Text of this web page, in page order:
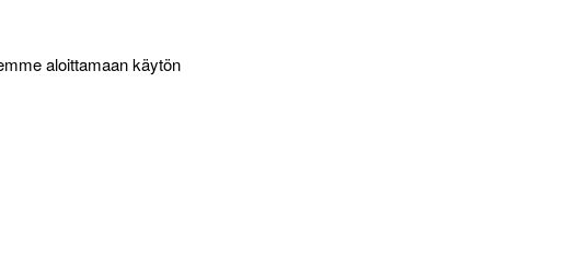
aloittamaan käytön